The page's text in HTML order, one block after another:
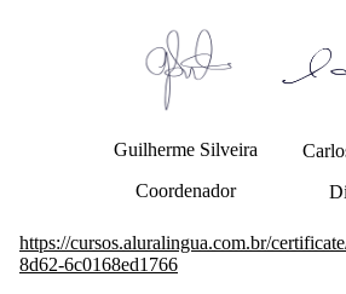
Guilherme Silveira
Coordenador
https://cursos.aluralingua.com.br/
8d62-6c0168ed1766